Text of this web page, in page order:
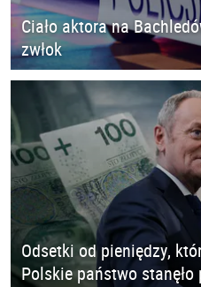
Ciało aktora na
zwłok
Odsetki od pieniędzy,
Polskie państwo